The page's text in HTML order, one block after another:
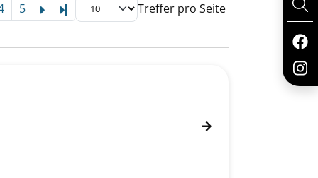
5 Letzte Seite Treffer pro Seite